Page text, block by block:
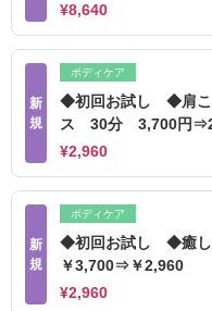
¥8,640
新
規
ボディケア
◆初回お試し ◆肩こ
ス 30分 3,700円
¥2,960
新
規
ボディケア
◆初回お試し ◆癒し
￥3,700⇒￥2,960
¥2,960